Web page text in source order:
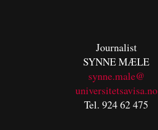
Journalist
SYNNE MÆLE
synne.male@
universitetsavisa.no
Tel. 924 62 475